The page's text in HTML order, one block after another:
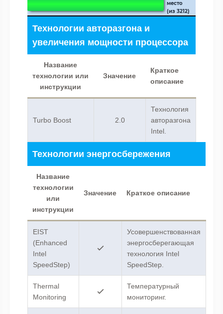
место
(из 3212)
Технологии авторазгона и
увеличения мощности процессора
Название
технологии или
инструкции
Значение
Краткое
описание
Turbo Boost 2.0
Технология
авторазгона
Intel.
Технологии энергосбережения
Название
технологии
или
инструкции
Значение Краткое описание
EIST
(Enhanced
Intel
SpeedStep)
Усовершенствованная
энергосберегающая
технология Intel
SpeedStep.
Thermal
Monitoring
Температурный
мониторинг.